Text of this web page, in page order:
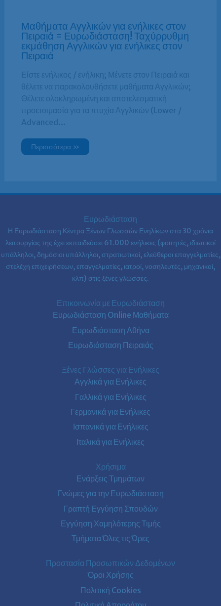
Μαθήματα Αγγλικών για ενήλικες στον
Πειραιά = Ευρωδιάσταση! Ταχύρρυθμη
εκμάθηση Αγγλικών για ενήλικες στον
Πειραιά
Είστε ενήλικος / ενήλικη; Μένετε στον Πειραιά και
θέλετε να παρακολουθήσετε μαθήματα Αγγλικών;
Θέλετε ολοκληρωμένη και αποτελεσματική
προετοιμασία για τα πτυχία Αγγλικών (Lower /
Advanced…
Περισσότερα »
Ευρωδιάσταση
Η Ευρωδιάσταση Κέντρα Ξένων Γλωσσών Ενηλίκων στα 30 χρόνια
λειτουργίας της έχει εκπαιδεύσει 61.000 ενήλικες (φοιτητές, ιδιωτικοί
υπάλληλοι, δημόσιοι υπάλληλοι, στρατιωτικοί, ελεύθεροι επαγγελματίες,
στελέχη επιχειρήσεων, επαγγελματίες, ιατροί, νοσηλευτές, μηχανικοί,
κλπ) στις ξένες γλώσσες.
Επικοινωνία με Ευρωδιάσταση
Ευρωδιάσταση Online Μαθήματα
Ευρωδιάσταση Αθήνα
Ευρωδιάσταση Πειραιάς
Ξένες Γλώσσες για Ενήλικες
Αγγλικά για Ενήλικες
Γαλλικά για Ενήλικες
Γερμανικά για Ενήλικες
Ισπανικά για Ενήλικες
Ιταλικά για Ενήλικες
Χρήσιμα
Ενάρξεις Τμημάτων
Γνώμες για την Ευρωδιάσταση
Γραπτή Εγγύηση Σπουδών
Εγγύηση Χαμηλότερης Τιμής
Τμήματα Όλες τις Ώρες
Προστασία Προσωπικών Δεδομένων
Όροι Χρήσης
Πολιτική Cookies